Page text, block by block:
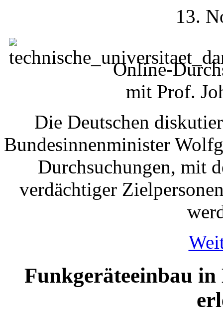
13.
Online-
mit Prof.
Die Deutschen
Bundesinnenminister
Durchsuchungen, mit
verdächtiger
Funkgeräteeinbau